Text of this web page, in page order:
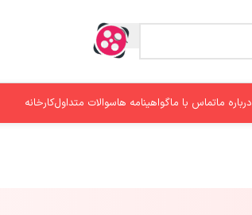
درباره ماتماس با ماگواهینامه هاسوالات متداولکارخانه